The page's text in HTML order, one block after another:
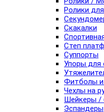
Ролики
Скакалки
Степ
Суппорты
Упоры для
Фитболы и
Чехлы на
Шейкеры /
Эспандеры